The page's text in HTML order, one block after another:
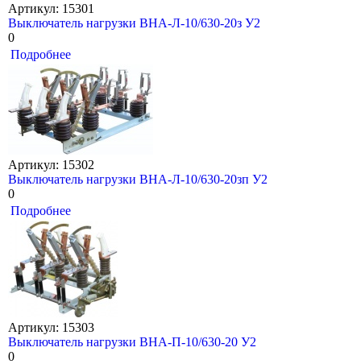
Артикул: 15301
Выключатель нагрузки ВНА-Л-10/630-20з У2
0
Подробнее
Артикул: 15302
Выключатель нагрузки ВНА-Л-10/630-20зп У2
0
Подробнее
Артикул: 15303
Выключатель нагрузки ВНА-П-10/630-20 У2
0